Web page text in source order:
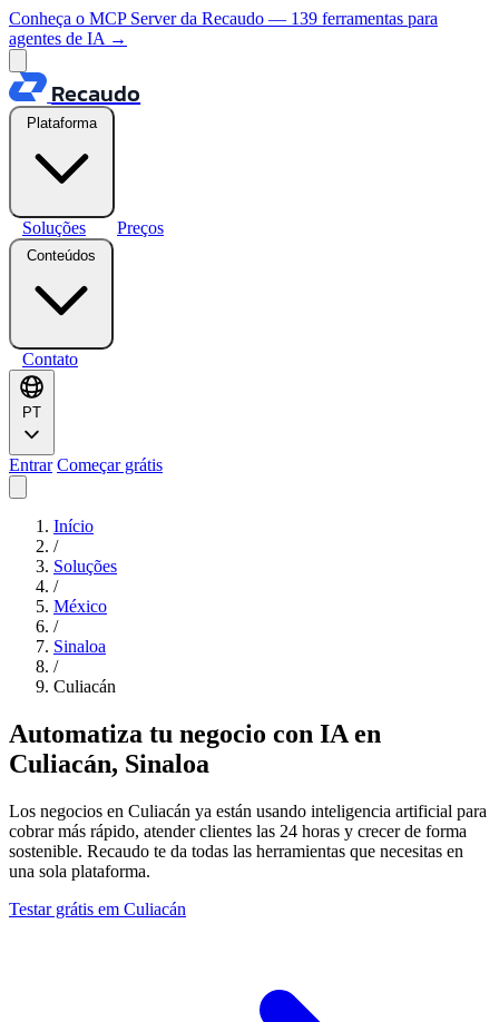
Conheça o MCP Server da Recaudo — 139 ferramentas para
agentes de IA →
Recaudo
Plataforma
Soluções Preços
Conteúdos
Contato
PT
Entrar Começar grátis
Início
/
Soluções
/
México
/
Sinaloa
/
Culiacán
Automatiza tu negocio con IA en
Culiacán, Sinaloa
Los negocios en Culiacán ya están usando inteligencia artificial para
cobrar más rápido, atender clientes las 24 horas y crecer de forma
sostenible. Recaudo te da todas las herramientas que necesitas en
una sola plataforma.
Testar grátis em Culiacán